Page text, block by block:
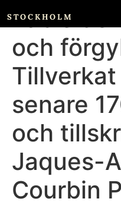
STOCKHOLM
Table de
och
senare
och
Jaques-
Courbin